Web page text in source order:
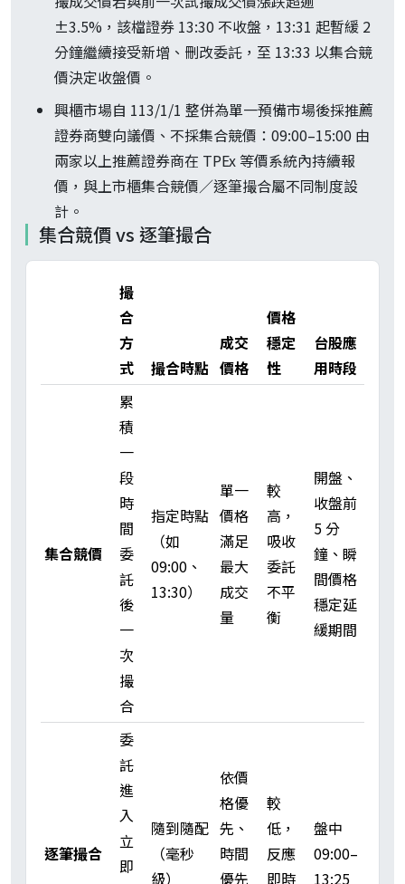
±3.5%，該檔證券 13:30 不收盤，13:31 起暫緩 2
分鐘繼續接受新增、刪改委託，至 13:33 以集合競
價決定收盤價。
興櫃市場自 113/1/1 整併為單一預備市場後採推薦
證券商雙向議價、不採集合競價：09:00–15:00 由
兩家以上推薦證券商在 TPEx 等價系統內持續報
價，與上市櫃集合競價／逐筆撮合屬不同制度設
計。
集合競價 vs 逐筆撮合
撮
合
方
式
撮合時點
成交
價格
價格
穩定
性
台股應
用時段
集合競價
累
積
一
段
時
間
委
託
後
一
次
撮
合
指定時點
（如
09:00、
13:30）
單一
價格
滿足
最大
成交
量
較
高，
吸收
委託
不平
衡
開盤、
收盤前
5 分
鐘、瞬
間價格
穩定延
緩期間
逐筆撮合
委
託
進
入
立
即
隨到隨配
（毫秒
級）
依價
格優
先、
時間
優先
較
低，
反應
即時
盤中
09:00–
13:25